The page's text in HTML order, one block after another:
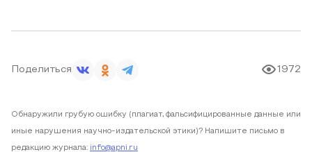
Поделиться 1972
Обнаружили грубую ошибку (плагиат, фальсифицированные данные или
иные нарушения научно-издательской этики)? Напишите письмо в
редакцию журнала: info@apni.ru